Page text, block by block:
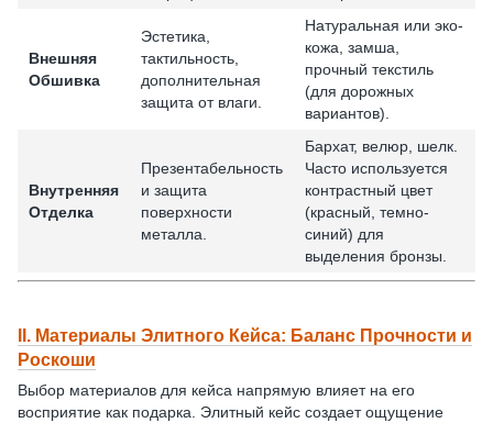
Внешняя
Обшивка
Эстетика,
тактильность,
дополнительная
защита от влаги.
Натуральная или эко-
кожа, замша,
прочный текстиль
(для дорожных
вариантов).
Внутренняя
Отделка
Презентабельность
и защита
поверхности
металла.
Бархат, велюр, шелк.
Часто используется
контрастный цвет
(красный, темно-
синий) для
выделения бронзы.
II. Материалы Элитного Кейса: Баланс Прочности и
Роскоши
Выбор материалов для кейса напрямую влияет на его
восприятие как подарка. Элитный кейс создает ощущение